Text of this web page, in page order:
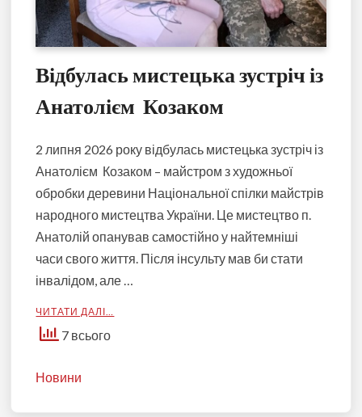
Відбулась мистецька зустріч із
Анатолієм Козаком
2 липня 2026 року відбулась мистецька зустріч із
Анатолієм Козаком – майстром з художньої
обробки деревини Національної спілки майстрів
народного мистецтва України. Це мистецтво п.
Анатолій опанував самостійно у найтемніші
часи свого життя. Після інсульту мав би стати
інвалідом, але …
ЧИТАТИ ДАЛІ…
7 всього
Новини